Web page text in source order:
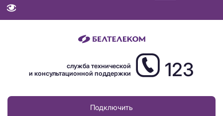
служба технической
и консультационной поддержки
123
Подключить